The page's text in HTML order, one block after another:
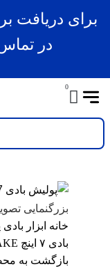
برای دریافت
در
0
بزرگنمایی
خانه ابزار بادی
بادی ۷ اینچ SUMAKE مدل ST-7770
بازگشت به